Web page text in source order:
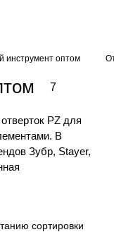
инструмент оптом
7
PZ для
В
Зубр, Stayer,
сортировки